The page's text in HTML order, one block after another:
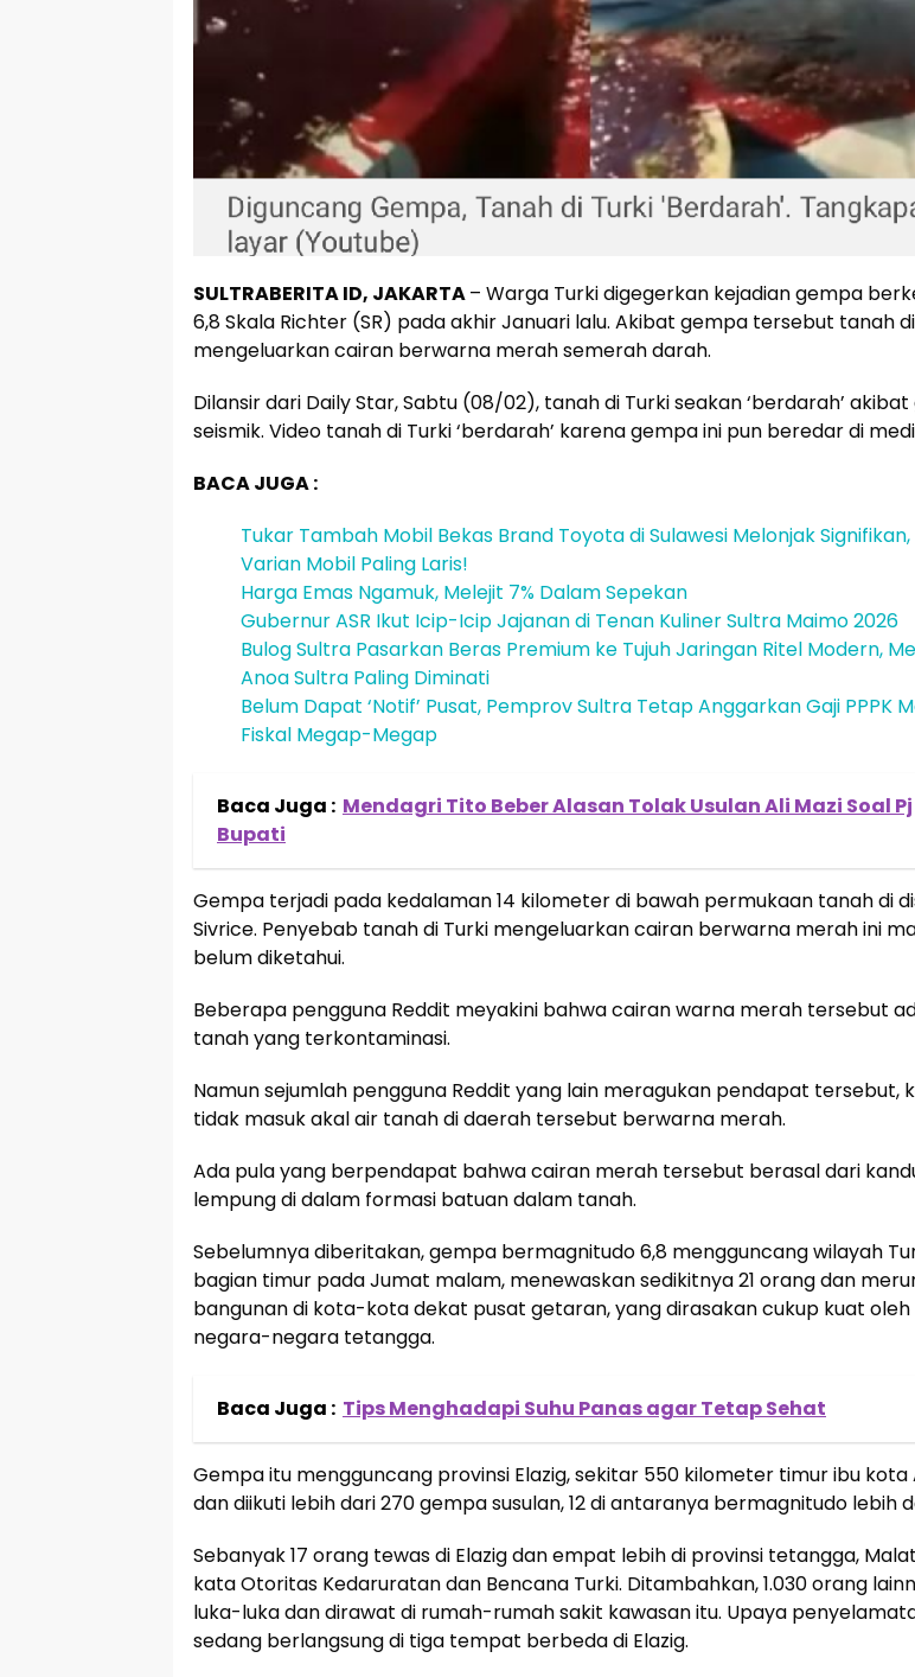
SULTRABERITA ID, JAKARTA– Warga Turki digegerkan kejadian gempa
6,8 Skala Richter (SR) pada akhir Januari lalu. Akibat gempa tersebut tanah
mengeluarkan cairan berwarna merah semerah darah.
Dilansir dari Daily Star, Sabtu (08/02), tanah di Turki seakan ‘berdarah’
seismik. Video tanah di Turki ‘berdarah’ karena gempa ini pun beredar di
BACA JUGA :
Tukar Tambah Mobil Bekas Brand Toyota di Sulawesi Melonjak Signifikan,
Varian Mobil Paling Laris!
Harga Emas Ngamuk, Melejit 7% Dalam Sepekan
Gubernur ASR Ikut Icip-Icip Jajanan di Tenan Kuliner Sultra Maimo 2026
Bulog Sultra Pasarkan Beras Premium ke Tujuh Jaringan Ritel Modern,
Anoa Sultra Paling Diminati
Belum Dapat ‘Notif’ Pusat, Pemprov Sultra Tetap Anggarkan Gaji PPPK
Fiskal Megap-Megap
Baca Juga : Mendagri Tito Beber Alasan Tolak Usulan Ali Mazi Soal Pj
Bupati
Gempa terjadi pada kedalaman 14 kilometer di bawah permukaan tanah di
Sivrice. Penyebab tanah di Turki mengeluarkan cairan berwarna merah ini
belum diketahui.
Beberapa pengguna Reddit meyakini bahwa cairan warna merah tersebut
tanah yang terkontaminasi.
Namun sejumlah pengguna Reddit yang lain meragukan pendapat tersebut,
tidak masuk akal air tanah di daerah tersebut berwarna merah.
Ada pula yang berpendapat bahwa cairan merah tersebut berasal dari
lempung di dalam formasi batuan dalam tanah.
Sebelumnya diberitakan, gempa bermagnitudo 6,8 mengguncang wilayah
bagian timur pada Jumat malam, menewaskan sedikitnya 21 orang dan
bangunan di kota-kota dekat pusat getaran, yang dirasakan cukup kuat oleh
negara-negara tetangga.
Baca Juga : Tips Menghadapi Suhu Panas agar Tetap Sehat
Gempa itu mengguncang provinsi Elazig, sekitar 550 kilometer timur ibu kota
dan diikuti lebih dari 270 gempa susulan, 12 di antaranya bermagnitudo lebih
Sebanyak 17 orang tewas di Elazig dan empat lebih di provinsi tetangga,
kata Otoritas Kedaruratan dan Bencana Turki. Ditambahkan, 1.030 orang
luka-luka dan dirawat di rumah-rumah sakit kawasan itu. Upaya
sedang berlangsung di tiga tempat berbeda di Elazig.